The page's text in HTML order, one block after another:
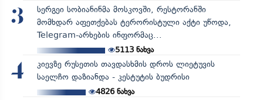
3
სერგეი სობიანინმა მოსკოვში, რესტორანში
მომხდარ აფეთქებას ტერორისტული აქტი უწოდა,
Telegram-არხების ინფორმაც...
5113ნახვა
4
კიევზე რუსეთის თავდასხმის დროს ლიეტუვის
საელჩო დაზიანდა - კესტუტის ბუდრისი
4826ნახვა